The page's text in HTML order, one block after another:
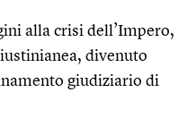
alla crisi dell’Impero,
divenuto
giudiziario di